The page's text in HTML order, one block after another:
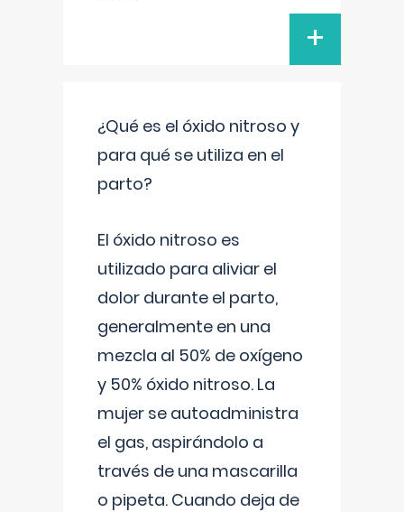
+
¿Qué es el óxido nitroso y
para qué se utiliza en el
parto?
El óxido nitroso es
utilizado para aliviar el
dolor durante el parto,
generalmente en una
mezcla al 50% de oxígeno
y 50% óxido nitroso. La
mujer se autoadministra
el gas, aspirándolo a
través de una mascarilla
o pipeta. Cuando deja de